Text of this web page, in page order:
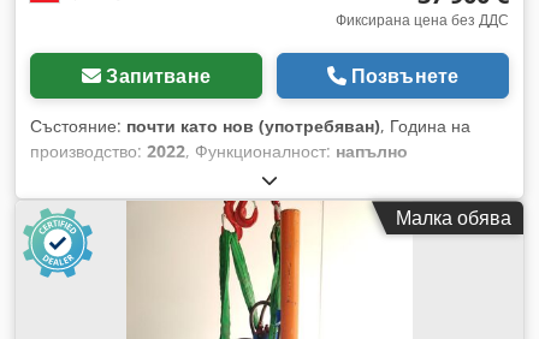
Фиксирана цена без ДДС
Запитване Позвънете
Състояние: почти като нов (употребяван), Година на
производство: 2022, Функционалност: напълно
, 1. Центрираща маса CPRC-600, дължина
1.2 м Dedpfx Asynkgislbjck - дължина 3 м - две скорости на
подаване (работна и ускорителна) - две центриращи
рамена - пневматично притискане 2. Разрезна циркулярна
машина тип RP-500-G, макс. височина 160 мм - задвижващ
мотор на циркулярния вал: 55 kW; захранващ мотор: 2,2
kW (безстепенно регулиране – инвертор) - лентов
Малка обява